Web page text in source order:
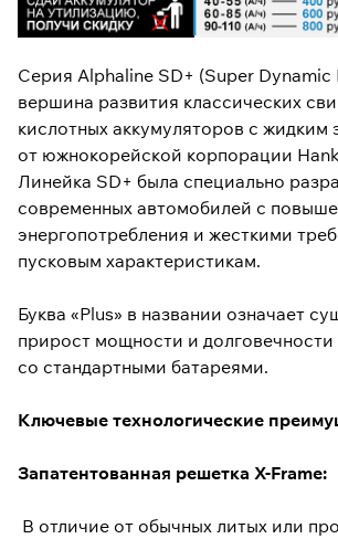
Серия Alphaline SD+ (Super Dynamic
вершина развития классических
кислотных аккумуляторов с жидким
от южнокорейской корпорации
Линейка SD+ была специально
современных автомобилей с
энергопотребления и жесткими
пусковым характеристикам.
Буква «Plus» в названии означает
прирост мощности и
со стандартными батареями.
Ключевые технологические
Запатентованная решетка X-Frame:
В отличие от обычных литых или